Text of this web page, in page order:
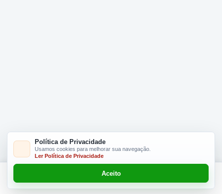
Adicionar R$ 34.90
Política de Privacidade
Usamos cookies para melhorar sua navegação.
Ler Política de Privacidade
Aceito